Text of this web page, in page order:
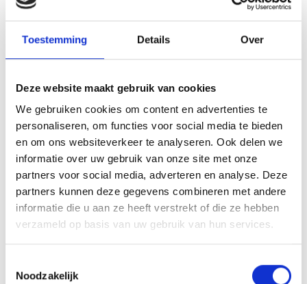
Toestemming Details Over
Deze website maakt gebruik van cookies
We gebruiken cookies om content en advertenties te
personaliseren, om functies voor social media te bieden
en om ons websiteverkeer te analyseren. Ook delen we
informatie over uw gebruik van onze site met onze
partners voor social media, adverteren en analyse. Deze
partners kunnen deze gegevens combineren met andere
informatie die u aan ze heeft verstrekt of die ze hebben
verzameld op basis van uw gebruik van hun services.
Noodzakelijk
ruige schoonheid en een verrassend gevarieerd
dierenleven.
v.a. €
17400,00
p.p.
Bekijk deze reis